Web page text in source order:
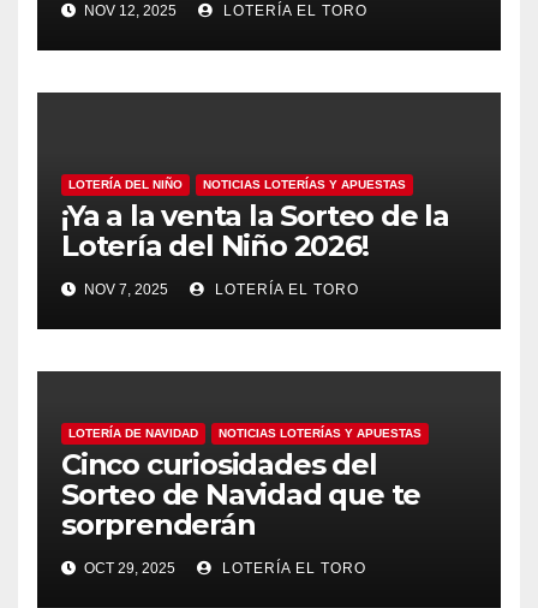
NOV 12, 2025 LOTERÍA EL TORO
LOTERÍA DEL NIÑO NOTICIAS LOTERÍAS Y APUESTAS
¡Ya a la venta la Sorteo de la
Lotería del Niño 2026!
NOV 7, 2025 LOTERÍA EL TORO
LOTERÍA DE NAVIDAD NOTICIAS LOTERÍAS Y APUESTAS
Cinco curiosidades del
Sorteo de Navidad que te
sorprenderán
OCT 29, 2025 LOTERÍA EL TORO